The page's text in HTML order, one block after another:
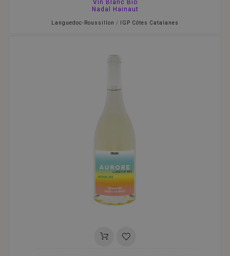
Vin Blanc Bio
Nadal Hainaut
Languedoc-Roussillon / IGP Côtes Catalanes